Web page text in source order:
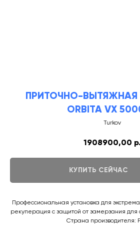
ПРИТОЧНО-ВЫТЯЖНАЯ
ORBITA VX
Turkov
1908900,00 р.
КУПИТЬ СЕЙЧАС
Профессиональная установка для
рекуперация с защитой от замерзания для
Страна производителя: